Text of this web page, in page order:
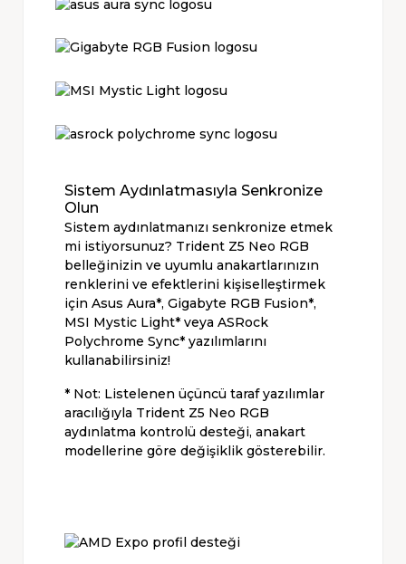
Sistem Aydınlatmasıyla Senkronize
Olun
Sistem aydınlatmanızı senkronize etmek
mi istiyorsunuz? Trident Z5 Neo RGB
belleğinizin ve uyumlu anakartlarınızın
renklerini ve efektlerini kişiselleştirmek
için Asus Aura*, Gigabyte RGB Fusion*,
MSI Mystic Light* veya ASRock
Polychrome Sync* yazılımlarını
kullanabilirsiniz!
* Not: Listelenen üçüncü taraf yazılımlar
aracılığıyla Trident Z5 Neo RGB
aydınlatma kontrolü desteği, anakart
modellerine göre değişiklik gösterebilir.